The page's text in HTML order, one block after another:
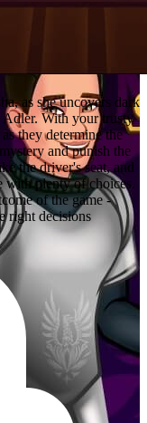
as she uncovers dark
With your trusty
they determine the
and punish the
the driver's seat, and
with plenty of choices.
of the game -
right decisions